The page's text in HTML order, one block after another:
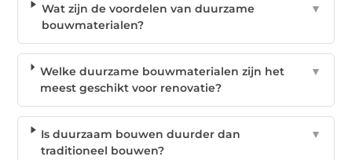
Wat zijn de voordelen van duurzame
bouwmaterialen?
▼
Welke duurzame bouwmaterialen zijn het
meest geschikt voor renovatie?
▼
Is duurzaam bouwen duurder dan
traditioneel bouwen?
▼